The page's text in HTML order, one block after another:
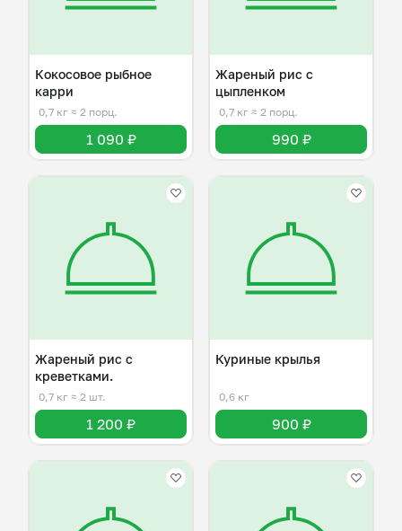
Кокосовое рыбное
карри
0,7 кг ≈ 2 порц.
1 090 ₽
Жареный рис с
цыпленком
0,7 кг ≈ 2 порц.
990 ₽
Жареный рис с
креветками.
0,7 кг ≈ 2 шт.
1 200 ₽
Куриные крылья
0,6 кг
900 ₽